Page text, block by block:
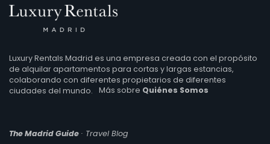
Luxury Rentals Madrid es una empresa creada con el propósito
de alquilar apartamentos para cortas y largas estancias,
colaborando con diferentes propietarios de diferentes
ciudades del mundo.
Más sobre Quiénes Somos
The Madrid Guide · Travel Blog